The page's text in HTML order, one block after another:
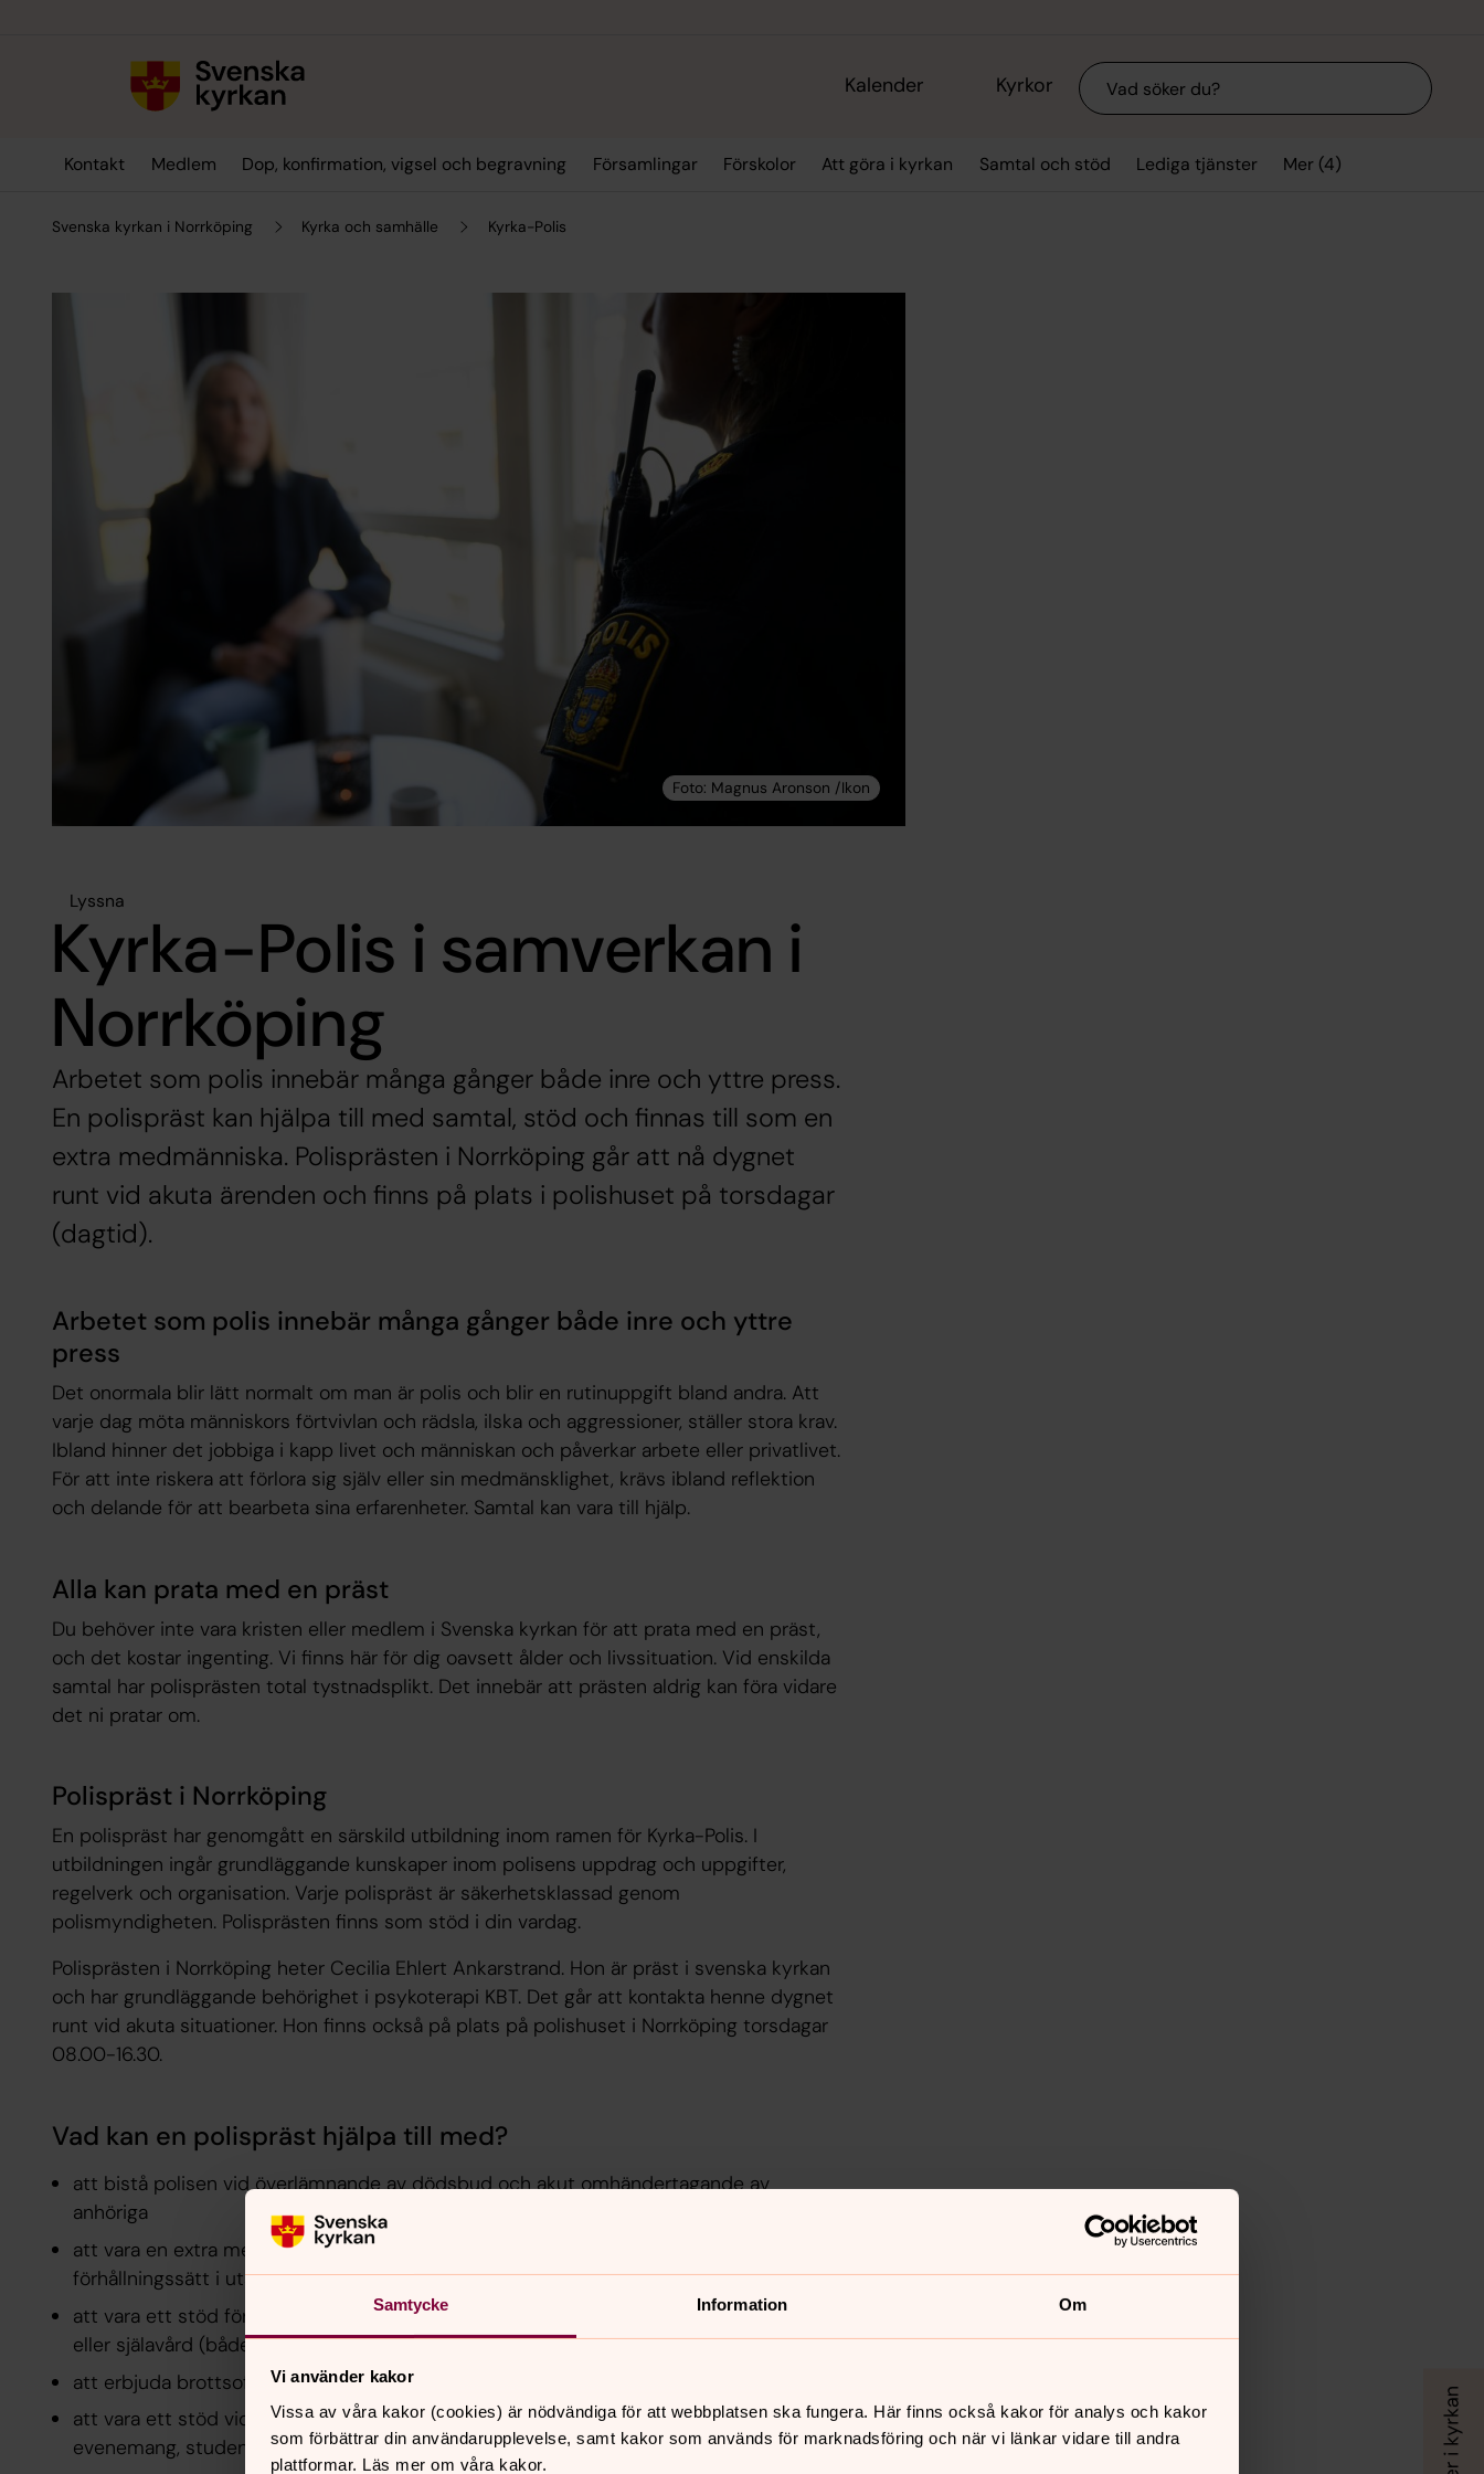
Samtycke Information Om
Vi använder kakor
Vissa av våra kakor (cookies) är nödvändiga för att webbplatsen ska fungera. Här finns också kakor för analys och kakor
som förbättrar din användarupplevelse, samt kakor som används för marknadsföring och när vi länkar vidare till andra
plattformar. Läs mer om våra kakor.
Kalender Kyrkor Sök
Kontakt Medlem Dop, konfirmation, vigsel och begravning Församlingar Förskolor Att göra i kyrkan Samtal och stöd Lediga tjänster Mer (4)
Svenska kyrkan i Norrköping Kyrka och samhälle Kyrka-Polis
Lyssna
Kyrka-Polis i samverkan i
Norrköping
Arbetet som polis innebär många gånger både inre och yttre press.
En polispräst kan hjälpa till med samtal, stöd och finnas till som en
extra medmänniska. Polisprästen i Norrköping går att nå dygnet
runt vid akuta ärenden och finns på plats i polishuset på torsdagar
(dagtid).
Arbetet som polis innebär många gånger både inre och yttre
press
Det onormala blir lätt normalt om man är polis och blir en rutinuppgift bland andra. Att
varje dag möta människors förtvivlan och rädsla, ilska och aggressioner, ställer stora krav.
Ibland hinner det jobbiga i kapp livet och människan och påverkar arbete eller privatlivet.
För att inte riskera att förlora sig själv eller sin medmänsklighet, krävs ibland reflektion
och delande för att bearbeta sina erfarenheter. Samtal kan vara till hjälp.
Alla kan prata med en präst
Du behöver inte vara kristen eller medlem i Svenska kyrkan för att prata med en präst,
och det kostar ingenting. Vi finns här för dig oavsett ålder och livssituation. Vid enskilda
samtal har polisprästen total tystnadsplikt. Det innebär att prästen aldrig kan föra vidare
det ni pratar om.
Polispräst i Norrköping
En polispräst har genomgått en särskild utbildning inom ramen för Kyrka-Polis. I
utbildningen ingår grundläggande kunskaper inom polisens uppdrag och uppgifter,
regelverk och organisation. Varje polispräst är säkerhetsklassad genom
polismyndigheten. Polisprästen finns som stöd i din vardag.
Polisprästen i Norrköping heter Cecilia Ehlert Ankarstrand. Hon är präst i svenska kyrkan
och har grundläggande behörighet i psykoterapi KBT. Det går att kontakta henne dygnet
runt vid akuta situationer. Hon finns också på plats på polishuset i Norrköping torsdagar
08.00-16.30.
Vad kan en polispräst hjälpa till med?
att bistå polisen vid överlämnande av dödsbud och akut omhändertagande av
anhöriga
att vara en extra medmänniska som möter människor med professionellt
förhållningssätt i utsatta situationer
att vara ett stöd för polisanställda och anhöriga genom stödsamtal, avlastningssamtal
eller själavård (både jobbrelaterade eller privata)
att erbjuda brottsofferstöd
att vara ett stöd vid händelser då vi samverkar för individers bästa, såsom större
evenemang, studenter, insparkningar eller liknande